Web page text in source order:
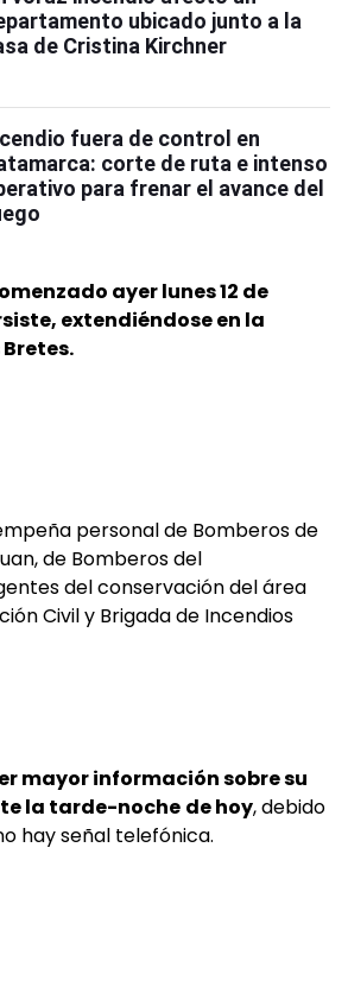
ubicado junto a la
de Cristina Kirchner
fuera de control en
corte de ruta e intenso
para frenar el avance del
ayer lunes 12 de
extendiéndose en la
personal de Bomberos de
de Bomberos del
del conservación del área
Civil y Brigada de Incendios
mayor información sobre su
la tarde-noche de hoy, debido
hay señal telefónica.